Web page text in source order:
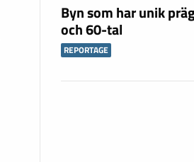
Byn som har unik
och 60-tal
REPORTAGE